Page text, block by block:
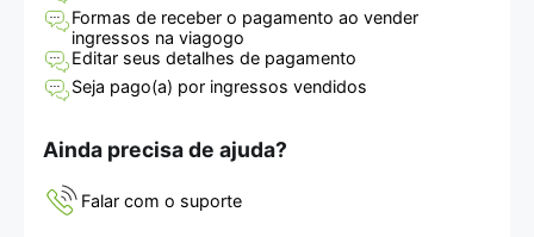
Formas de receber o pagamento ao vender
ingressos na viagogo
Editar seus detalhes de pagamento
Seja pago(a) por ingressos vendidos
Ainda precisa de ajuda?
Falar com o suporte